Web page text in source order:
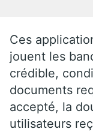
Ces
jouent les
crédible,
documents
accepté, la
utilisateurs